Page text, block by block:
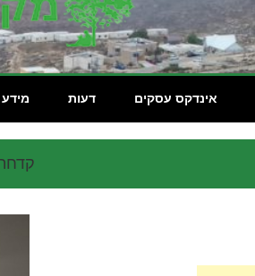
מידע דעות אינדקס עסקים